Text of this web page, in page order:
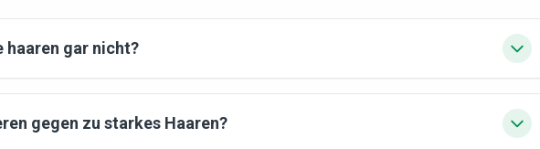
haaren gar nicht?
gegen zu starkes Haaren?